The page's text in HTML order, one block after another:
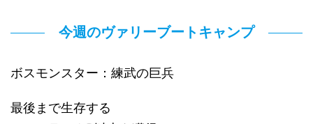
今週のヴァリーブートキャンプ
ボスモンスター：練武の巨兵
最後まで生存する